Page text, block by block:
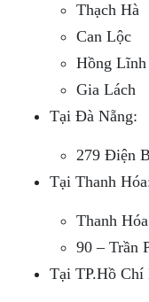
Thạch Hà
Can Lộc
Hồng Lĩnh
Gia Lách
Tại Đà Nẵng:
279 Điện
Tại Thanh
Thanh
90 – Trần
Tại TP.Hồ Chí